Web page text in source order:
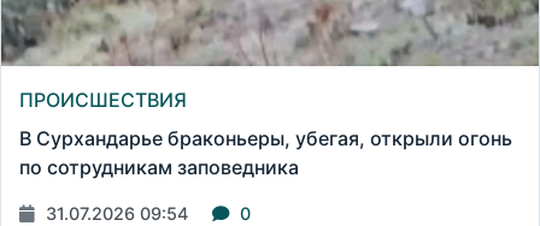
ПРОИСШЕСТВИЯ
В Сурхандарье браконьеры, убегая, открыли огонь
по сотрудникам заповедника
31.07.2026 09:54 0